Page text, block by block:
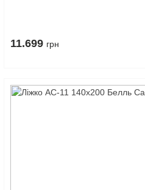
11.699 грн